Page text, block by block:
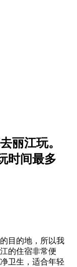
丽江玩。
时间最多
目的地，所以我
的住宿非常便
卫生，适合年轻